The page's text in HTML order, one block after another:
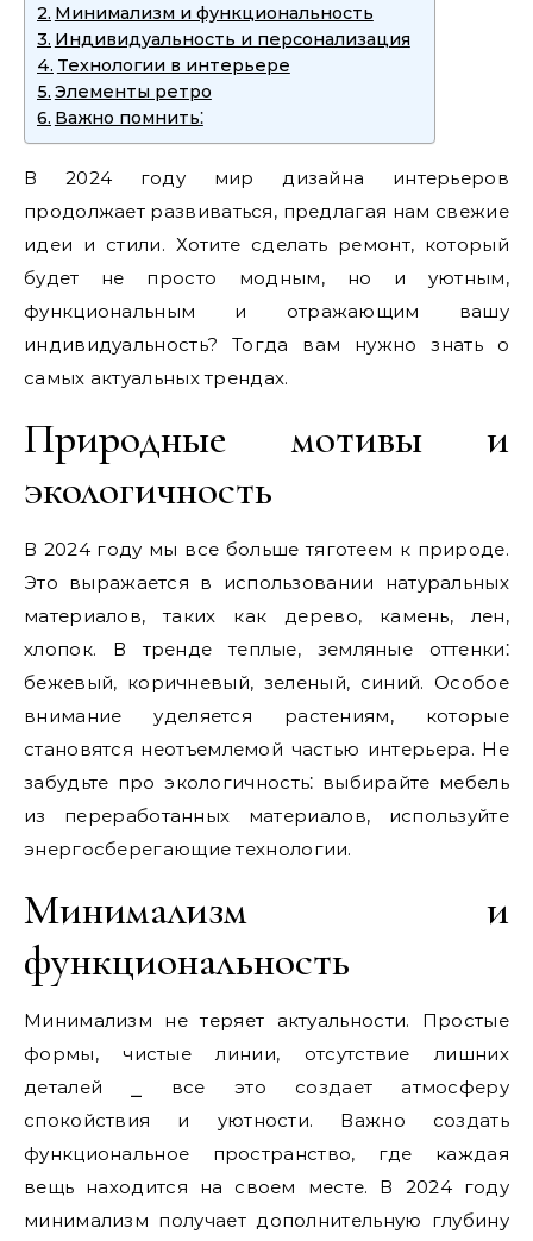
Минимализм и функциональность
Индивидуальность и персонализация
Технологии в интерьере
Элементы ретро
Важно помнить⁚
В 2024 году мир дизайна интерьеров
продолжает развиваться, предлагая нам свежие
идеи и стили. Хотите сделать ремонт, который
будет не просто модным, но и уютным,
функциональным и отражающим вашу
индивидуальность? Тогда вам нужно знать о
самых актуальных трендах.
Природные мотивы и
экологичность
В 2024 году мы все больше тяготеем к природе.
Это выражается в использовании натуральных
материалов, таких как дерево, камень, лен,
хлопок. В тренде теплые, земляные оттенки⁚
бежевый, коричневый, зеленый, синий. Особое
внимание уделяется растениям, которые
становятся неотъемлемой частью интерьера. Не
забудьте про экологичность⁚ выбирайте мебель
из переработанных материалов, используйте
энергосберегающие технологии.
Минимализм и
функциональность
Минимализм не теряет актуальности. Простые
формы, чистые линии, отсутствие лишних
деталей ⎯ все это создает атмосферу
спокойствия и уютности. Важно создать
функциональное пространство, где каждая
вещь находится на своем месте. В 2024 году
минимализм получает дополнительную глубину